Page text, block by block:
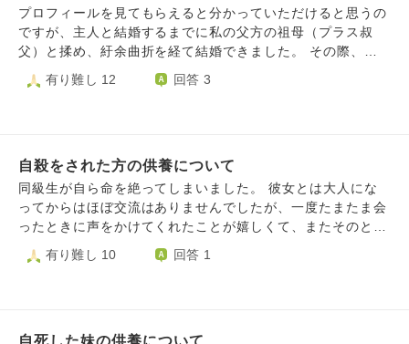
プロフィールを見てもらえると分かっていただけると思うの
ですが、主人と結婚するまでに私の父方の祖母（プラス叔
父）と揉め、紆余曲折を経て結婚できました。 その際、祖
母から結婚の条件として出された物の中に「母との同居」が
あります。 ただ母に貯金がないため、援助は見込めず。 私
店を回っていたところ、私たちの希望する価格、場所、坪数
の土地を見つけました。 そこが告知事項、心理的瑕疵あり
の土地で…。 不動産屋さんに確認すると、20数年前に自殺
があった土地だということが判りました。 私は最初、
そうで。 主人からは「こんなこと気にし始めたら、何百年
暮らし、幸せな土地に昇華してやるぜ！」の気持ちになり、
有り難し 12 回答 3
自殺をされた方の供養について
同級生が自ら命を絶ってしまいました。 彼女とは大人にな
ってからはほぼ交流はありませんでしたが、一度たまたま会
ったときに声をかけてくれたことが嬉しくて、またそのとき
のツイテいない境遇がお互い似ていたこともあり、勝手に仲
間意識を感じて、次に会ったら連絡先を聞いてみようと思っ
有り難し 10 回答 1
自死した妹の供養について